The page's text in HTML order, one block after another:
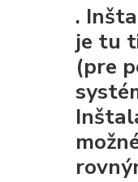
.
je tu
(pre